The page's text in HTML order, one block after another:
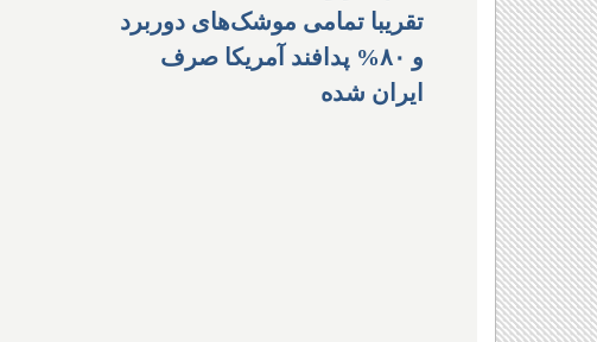
تقریبا تمامی موشک‌های دوربرد
و ۸۰% پدافند آمریکا صرف
ایران شده